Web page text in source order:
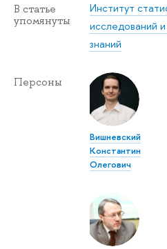
В статье
упомянуты
Институт
исследований
знаний
Персоны
Вишневский
Константин
Олегович